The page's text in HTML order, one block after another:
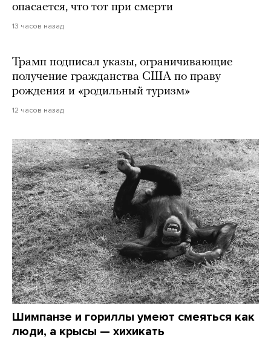
опасается, что тот при смерти
13 часов назад
Трамп подписал указы, ограничивающие
получение гражданства США по праву
рождения и «родильный туризм»
12 часов назад
Шимпанзе и гориллы умеют смеяться как
люди, а крысы — хихикать